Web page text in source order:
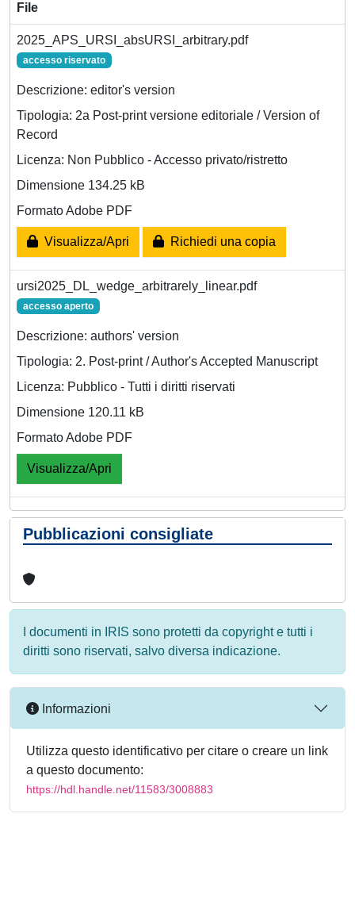
File
2025_APS_URSI_absURSI_arbitrary.pdf
accesso riservato
Descrizione: editor's version
Tipologia: 2a Post-print versione editoriale / Version of
Record
Licenza: Non Pubblico - Accesso privato/ristretto
Dimensione 134.25 kB
Formato Adobe PDF
Visualizza/Apri Richiedi una copia
ursi2025_DL_wedge_arbitrarely_linear.pdf
accesso aperto
Descrizione: authors' version
Tipologia: 2. Post-print / Author's Accepted Manuscript
Licenza: Pubblico - Tutti i diritti riservati
Dimensione 120.11 kB
Formato Adobe PDF
Visualizza/Apri
Pubblicazioni consigliate
I documenti in IRIS sono protetti da copyright e tutti i
diritti sono riservati, salvo diversa indicazione.
Informazioni
Utilizza questo identificativo per citare o creare un link
a questo documento:
https://hdl.handle.net/11583/3008883